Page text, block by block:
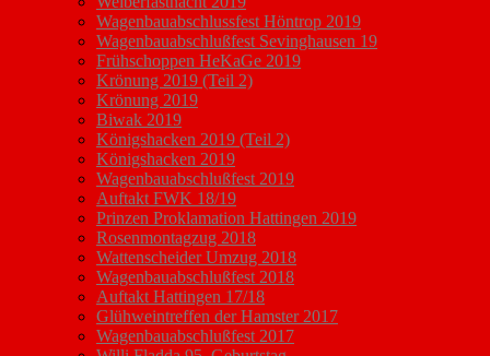
Wagenbauabschlussfest Höntrop 2019
Wagenbauabschlußfest Sevinghausen 19
Frühschoppen HeKaGe 2019
Krönung 2019 (Teil 2)
Krönung 2019
Biwak 2019
Königshacken 2019 (Teil 2)
Königshacken 2019
Wagenbauabschlußfest 2019
Auftakt FWK 18/19
Prinzen Proklamation Hattingen 2019
Rosenmontagzug 2018
Wattenscheider Umzug 2018
Wagenbauabschlußfest 2018
Auftakt Hattingen 17/18
Glühweintreffen der Hamster 2017
Wagenbauabschlußfest 2017